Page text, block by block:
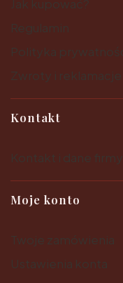
Kontakt
Moje konto